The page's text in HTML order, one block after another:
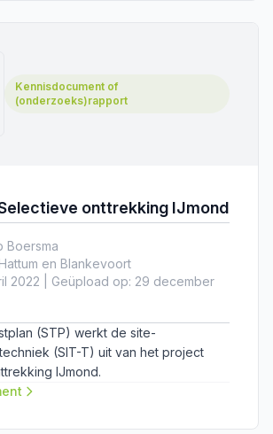
Kennisdocument of
(onderzoeks)rapport
onttrekking IJmond
Boersma
en Blankevoort
2022 | Geüpload op: 29 december
(STP) werkt de site-
(SIT-T) uit van het project
IJmond.